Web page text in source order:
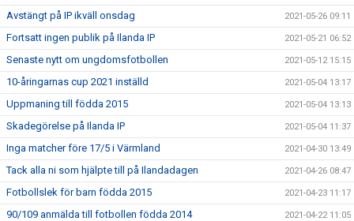
Avstängt på IP ikväll onsdag 2021-05-26 09:11
Fortsatt ingen publik på Ilanda IP 2021-05-21 06:52
Senaste nytt om ungdomsfotbollen 2021-05-12 15:15
10-åringarnas cup 2021 inställd 2021-05-04 13:17
Uppmaning till födda 2015 2021-05-04 13:13
Skadegörelse på Ilanda IP 2021-05-04 11:37
Inga matcher före 17/5 i Värmland 2021-04-30 13:49
Tack alla ni som hjälpte till på Ilandadagen 2021-04-26 08:47
Fotbollslek för barn födda 2015 2021-04-23 11:17
90/109 anmälda till fotbollen födda 2014 2021-04-22 11:05